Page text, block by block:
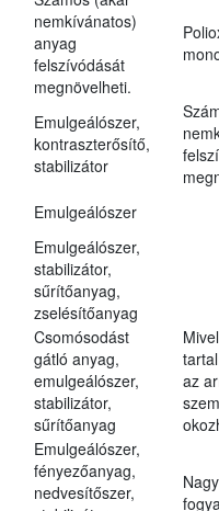
nemkívánatos)
anyag
felszívódását
megnövelheti.
Emulgeálószer,
kontraszterősítő,
stabilizátor
Emulgeálószer
Emulgeálószer,
stabilizátor,
sűrítőanyag,
zselésítőanyag
Csomósodást
gátló anyag,
emulgeálószer,
stabilizátor,
sűrítőanyag
az
Emulgeálószer,
fényezőanyag,
nedvesítőszer,